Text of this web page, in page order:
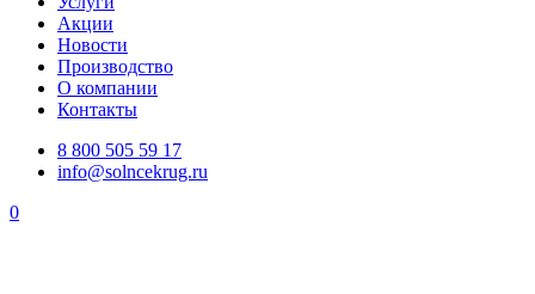
Акции
Новости
Производство
О компании
Контакты
8 800 505 59 17
info@solncekrug.ru
0